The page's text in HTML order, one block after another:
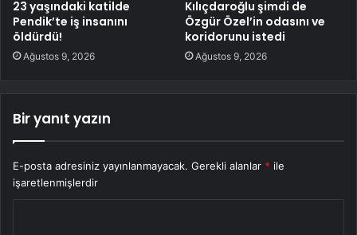
23 yaşındaki katilde
Pendik’te iş insanını
öldürdü!
Ağustos 9, 2026
Kılıçdaroğlu şimdi de
Özgür Özel’in odasını ve
koridorunu istedi
Ağustos 9, 2026
Bir yanıt yazın
E-posta adresiniz yayınlanmayacak. Gerekli alanlar * ile
işaretlenmişlerdir